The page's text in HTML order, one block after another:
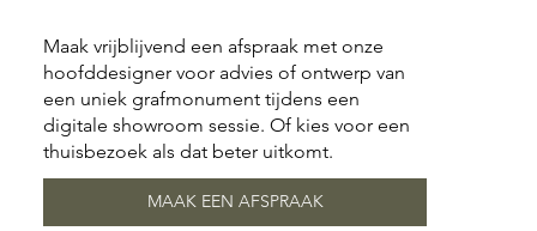
Maak vrijblijvend een afspraak met onze
hoofddesigner voor advies of ontwerp van
een uniek grafmonument tijdens een
digitale showroom sessie. Of kies voor een
thuisbezoek als dat beter uitkomt.
MAAK EEN AFSPRAAK